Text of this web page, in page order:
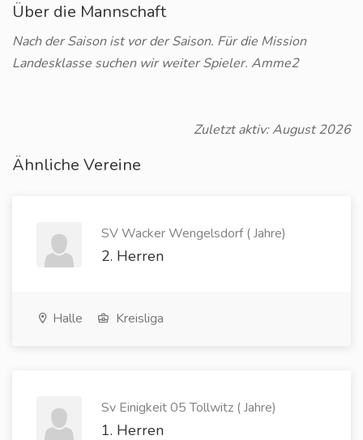
Über die Mannschaft
Nach der Saison ist vor der Saison. Für die Mission
Landesklasse suchen wir weiter Spieler. Amme2
Zuletzt aktiv: August 2026
Ähnliche Vereine
SV Wacker Wengelsdorf ( Jahre)
2. Herren
Halle Kreisliga
Sv Einigkeit 05 Tollwitz ( Jahre)
1. Herren